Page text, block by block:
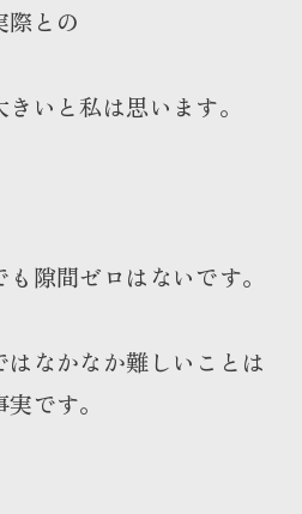
際との
いと私は思います。
隙間ゼロはないです。
はなかなか難しいことは
です。